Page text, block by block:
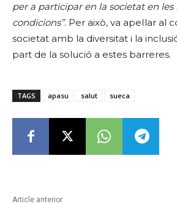
per a participar en la societat en les
condicions”. Per això, va apel·lar al
societat amb la diversitat i la
part de la solució a estes barreres.
TAGS apasu salut sueca
Article anterior